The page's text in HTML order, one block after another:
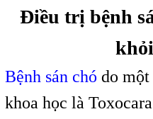
Điều trị bệnh
Bệnh sán chó do
khoa học là